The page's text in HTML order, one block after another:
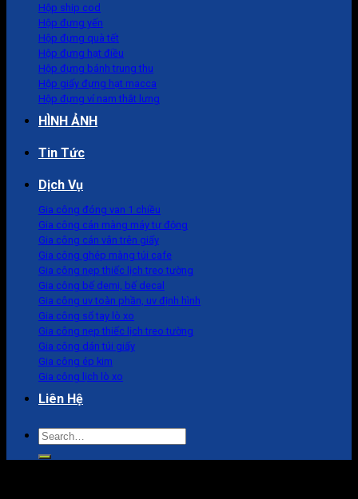
Hộp ship cod
Hộp đựng yến
Hộp đựng quà tết
Hộp đựng hạt điều
Hộp đựng bánh trung thu
Hộp giấy đựng hạt macca
Hộp đựng ví nam thắt lưng
HÌNH ẢNH
Tin Tức
Dịch Vụ
Gia công đóng van 1 chiều
Gia công cán màng máy tự động
Gia công cán vân trên giấy
Gia công ghép màng túi cafe
Gia công nẹp thiếc lịch treo tường
Gia công bế demi, bế decal
Gia công uv toàn phần, uv định hình
Gia công sổ tay lò xo
Gia công nẹp thiếc lịch treo tường
Gia công dán túi giấy
Gia công ép kim
Gia công lịch lò xo
Liên Hệ
Search
for: